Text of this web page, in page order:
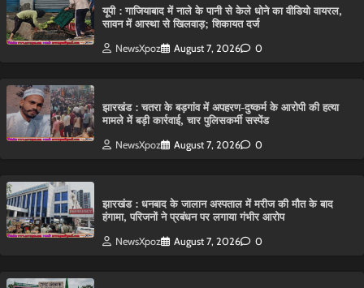
यूपी : गाजियाबाद में नाले के पानी से केले धोने का वीडियो वायरल,
सावन में आस्था से खिलवाड़; शिकायत दर्ज
NewsXpoz August 7, 2026 0
झारखंड : चतरा के बड़गांव में अपहरण-दुष्कर्म के आरोपी की हत्या
मामले में बड़ी कार्रवाई, चार पुलिसकर्मी सस्पेंड
NewsXpoz August 7, 2026 0
झारखंड : धनबाद के जालान अस्पताल में मरीज की मौत के बाद
हंगामा, परिजनों ने प्रबंधन पर लगाया गंभीर आरोप
NewsXpoz August 7, 2026 0